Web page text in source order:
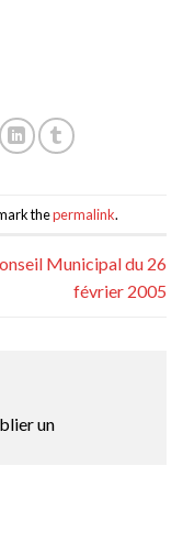
thepermalink.
Municipal du 26
février 2005
un